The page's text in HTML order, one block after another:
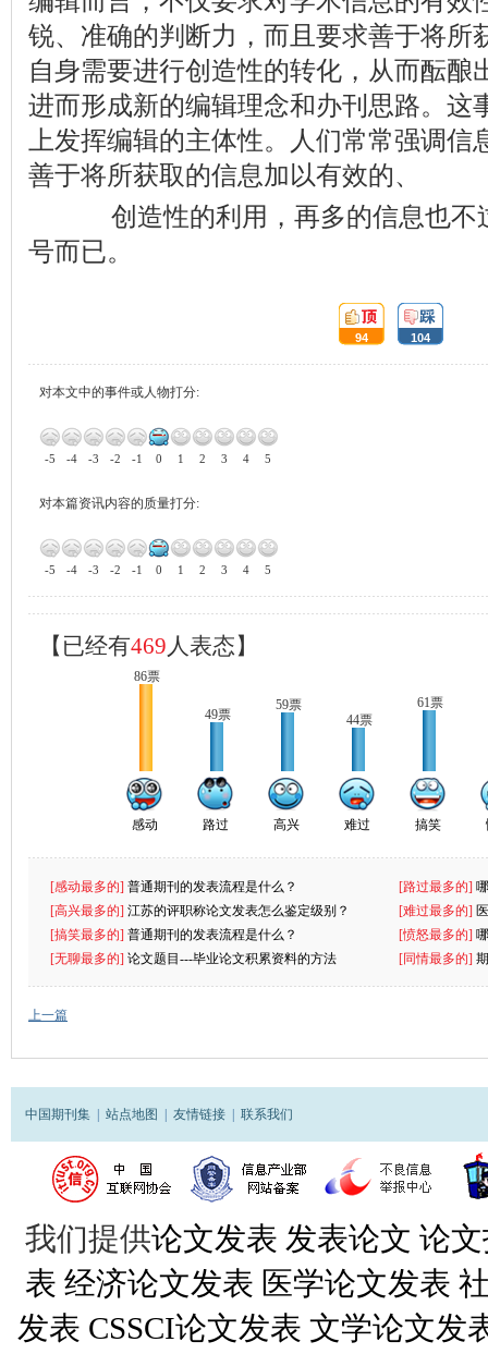
锐、准确的判断力，而且要求善于将所
自身需要进行创造性的转化，从而酝酿
进而形成新的编辑理念和办刊思路。这
上发挥编辑的主体性。人们常常强调
善于将所获取的信息加以有效的、
创造性的利用，再多的信息也不
号而已。
顶:
94
踩:
104
对本文中的事件或人物打分:
-5 -4 -3 -2 -1 0 1 2 3 4 5
对本篇资讯内容的质量打分:
-5 -4 -3 -2 -1 0 1 2 3 4 5
【已经有469人表态】
86票
感动
49票
路过
59票
高兴
44票
难过
61票
搞笑
[感动最多的] 普通期刊的发表流程是什么？ [路过最多的]
[高兴最多的] 江苏的评职称论文发表怎么鉴定级别？ [难过最多的]
[搞笑最多的] 普通期刊的发表流程是什么？ [愤怒最多的]
[无聊最多的] 论文题目---毕业论文积累资料的方法 [同情最多的]
上一篇
中国期刊集 站点地图 友情链接 联系我们
我们提供论文发表 发表论文 论
表 经济论文发表 医学论文发表
发表 CSSCI论文发表 文学论文发